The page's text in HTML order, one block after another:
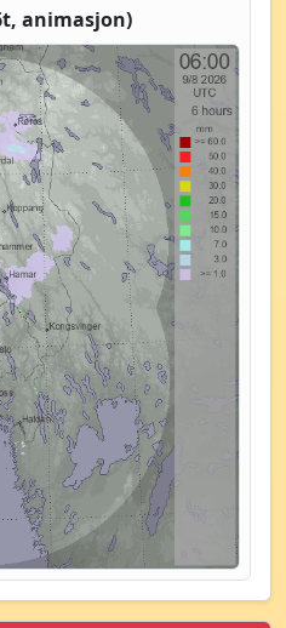
animasjon)